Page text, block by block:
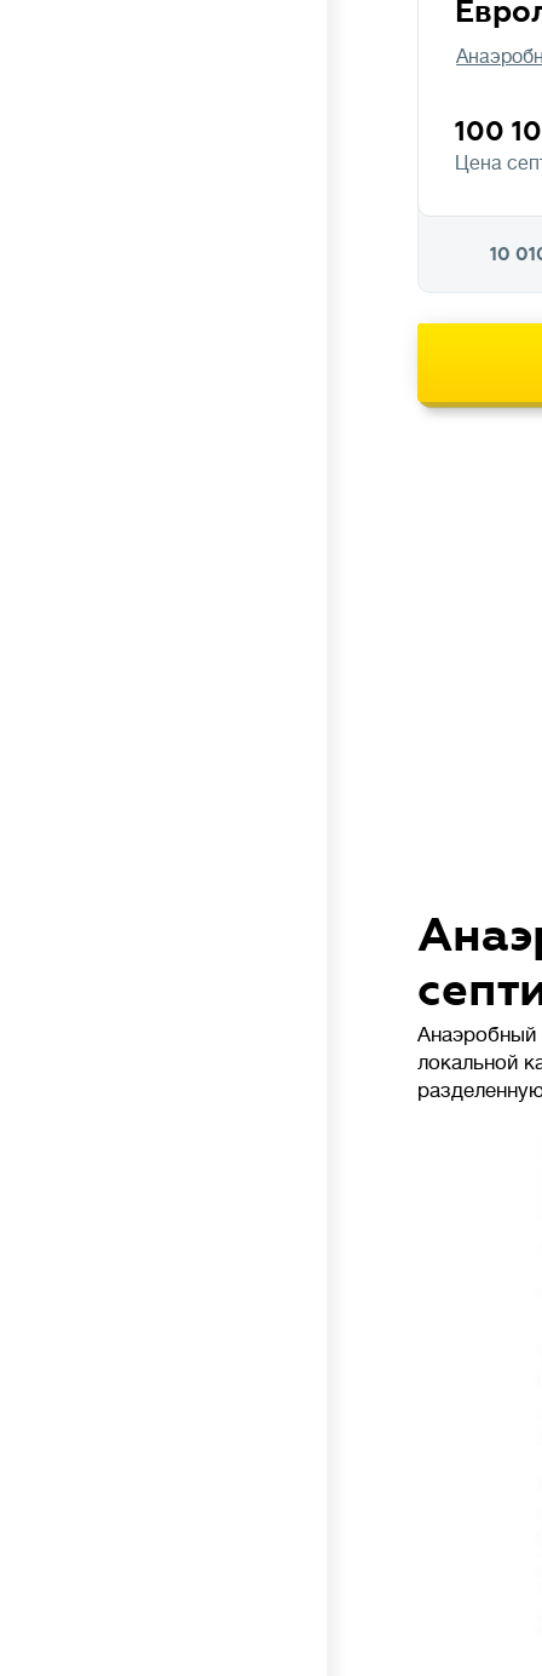
100
Цена
10
Анаэробный
локальной
к нарушению работы биофлоры и повышенным